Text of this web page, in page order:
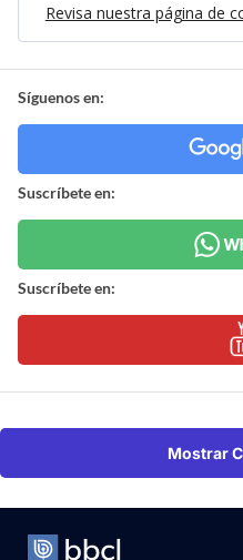
Revisa nuestra página de
Síguenos en:
Suscríbete en:
Suscríbete en:
Mostrar